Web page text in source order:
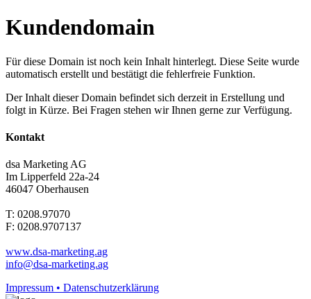
Kundendomain
Für diese Domain ist noch kein Inhalt hinterlegt. Diese Seite wurde
automatisch erstellt und bestätigt die fehlerfreie Funktion.
Der Inhalt dieser Domain befindet sich derzeit in Erstellung und
folgt in Kürze. Bei Fragen stehen wir Ihnen gerne zur Verfügung.
Kontakt
dsa Marketing AG
Im Lipperfeld 22a-24
46047 Oberhausen
T: 0208.97070
F: 0208.9707137
www.dsa-marketing.ag
info@dsa-marketing.ag
Impressum • Datenschutzerklärung